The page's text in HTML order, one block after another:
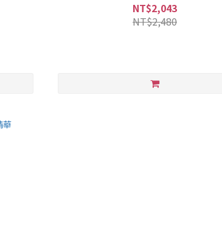
NT$2,043
NT$2,480